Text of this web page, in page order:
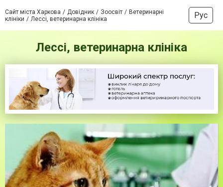
Сайт міста Харкова Довідник Зоосвіт
Ветеринарні
клініки
Лессі, ветеринарна клініка Рус
Лессі, ветеринарна клініка